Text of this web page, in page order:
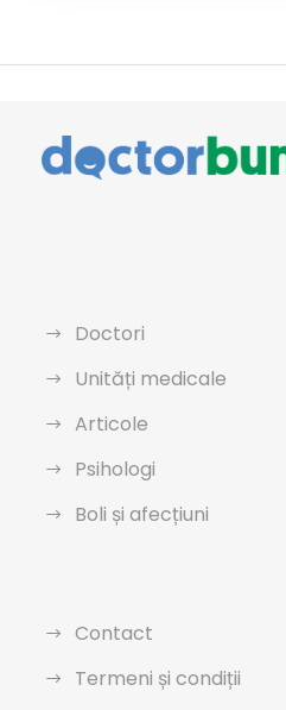
Doctori
Unități medicale
Articole
Psihologi
Boli și afecțiuni
Contact
Termeni și condiții